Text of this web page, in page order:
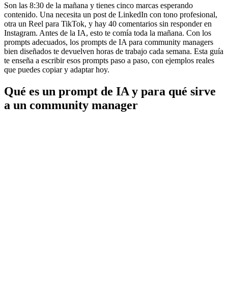
Son las 8:30 de la mañana y tienes cinco marcas esperando
contenido. Una necesita un post de LinkedIn con tono profesional,
otra un Reel para TikTok, y hay 40 comentarios sin responder en
Instagram. Antes de la IA, esto te comía toda la mañana. Con los
prompts adecuados, los prompts de IA para community managers
bien diseñados te devuelven horas de trabajo cada semana. Esta guía
te enseña a escribir esos prompts paso a paso, con ejemplos reales
que puedes copiar y adaptar hoy.
Qué es un prompt de IA y para qué sirve
a un community manager